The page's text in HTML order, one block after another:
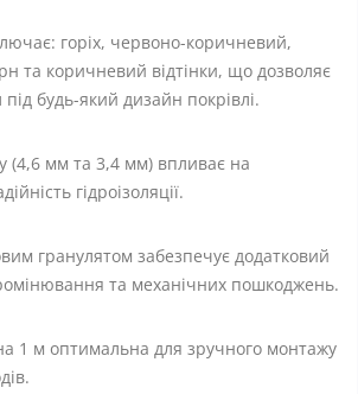
горіх, червоно-коричневий,
та коричневий відтінки, що дозволяє
під будь-який дизайн покрівлі.
(4,6 мм та 3,4 мм) впливає на
гідроізоляції.
гранулятом забезпечує додатковий
та механічних пошкоджень.
1 м оптимальна для зручного монтажу